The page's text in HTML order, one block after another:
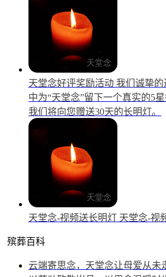
天堂念好评奖励活动 我们诚挚
中为“天堂念”留下一个真实的5
我们将向您赠送30天的长明灯。
天堂念-视频送长明灯 天堂念-视
殡葬百科
云端寄思念，天堂念让母爱从未